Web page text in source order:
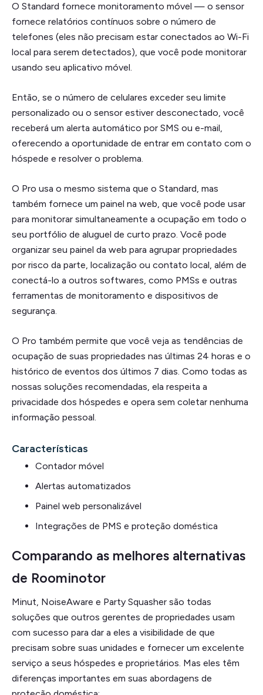
O Standard fornece monitoramento móvel — o sensor
fornece relatórios contínuos sobre o número de
telefones (eles não precisam estar conectados ao Wi-Fi
local para serem detectados), que você pode monitorar
usando seu aplicativo móvel.
Então, se o número de celulares exceder seu limite
personalizado ou o sensor estiver desconectado, você
receberá um alerta automático por SMS ou e-mail,
oferecendo a oportunidade de entrar em contato com o
hóspede e resolver o problema.
O Pro usa o mesmo sistema que o Standard, mas
também fornece um painel na web, que você pode usar
para monitorar simultaneamente a ocupação em todo o
seu portfólio de aluguel de curto prazo. Você pode
organizar seu painel da web para agrupar propriedades
por risco da parte, localização ou contato local, além de
conectá-lo a outros softwares, como PMSs e outras
ferramentas de monitoramento e dispositivos de
segurança.
O Pro também permite que você veja as tendências de
ocupação de suas propriedades nas últimas 24 horas e o
histórico de eventos dos últimos 7 dias. Como todas as
nossas soluções recomendadas, ela respeita a
privacidade dos hóspedes e opera sem coletar nenhuma
informação pessoal.
Características
Contador móvel
Alertas automatizados
Painel web personalizável
Integrações de PMS e proteção doméstica
Comparando as melhores alternativas
de Roominotor
Minut, NoiseAware e Party Squasher são todas
soluções que outros gerentes de propriedades usam
com sucesso para dar a eles a visibilidade de que
precisam sobre suas unidades e fornecer um excelente
serviço a seus hóspedes e proprietários. Mas eles têm
diferenças importantes em suas abordagens de